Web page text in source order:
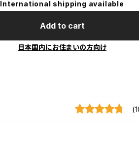
International shipping available
Add to cart
日本国内にお住まいの方向け